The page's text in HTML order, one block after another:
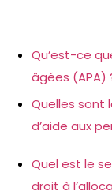
Qu’est-ce
âgées (APA)
Quelles sont
d’aide aux
Quel est le
droit à